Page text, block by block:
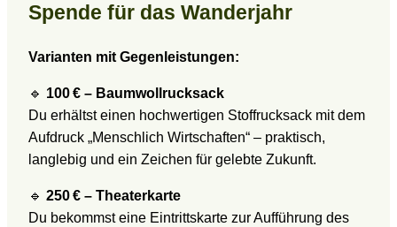
Spende für das Wanderjahr
Varianten mit Gegenleistungen:
🔹 100 € – Baumwollrucksack
Du erhältst einen hochwertigen Stoffrucksack mit dem
Aufdruck „Menschlich Wirtschaften“ – praktisch,
langlebig und ein Zeichen für gelebte Zukunft.
🔹 250 € – Theaterkarte
Du bekommst eine Eintrittskarte zur Aufführung des